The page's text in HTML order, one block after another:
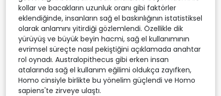
kollar ve bacakların uzunluk oranı gibi faktörler
eklendiğinde, insanların sağ el baskınlığının istatistiksel
olarak anlamını yitirdiği gözlemlendi. Özellikle dik
yürüyüş ve büyük beyin hacmi, sağ el kullanımının
evrimsel süreçte nasıl pekiştiğini açıklamada anahtar
rol oynadı. Australopithecus gibi erken insan
atalarında sağ el kullanım eğilimi oldukça zayıfken,
Homo cinsiyle birlikte bu yönelim güçlendi ve Homo
sapiens'te zirveye ulaştı.